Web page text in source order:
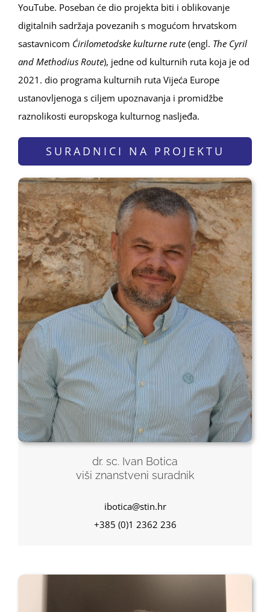
YouTube. Poseban će dio projekta biti i oblikovanje
digitalnih sadržaja povezanih s mogućom hrvatskom
sastavnicom Ćirilometodske kulturne rute (engl. The Cyril
and Methodius Route), jedne od kulturnih ruta koja je od
2021. dio programa kulturnih ruta Vijeća Europe
ustanovljenoga s ciljem upoznavanja i promidžbe
raznolikosti europskoga kulturnog nasljeđa.
SURADNICI NA PROJEKTU
dr. sc. Ivan Botica
viši znanstveni suradnik
ibotica@stin.hr
+385 (0)1 2362 236